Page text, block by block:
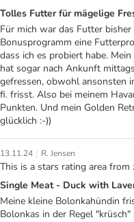
Tolles Futter für mägelige
Für mich war das Futter
Bonusprogramm eine
dass ich es probiert habe.
hat sogar nach Ankunft
gefressen, obwohl ansonsten
fi. frisst. Also bei meinem
Punkten. Und mein Golden
glücklich :-))
13.11.24 | R. Jensen
This is a stars rating area from
Single Meat - Duck with
Meine kleine Bolonkahündin
Bolonkas in der Regel